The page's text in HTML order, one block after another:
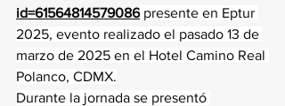
id=61564814579086 presente en Eptur
2025, evento realizado el pasado 13 de
marzo de 2025 en el Hotel Camino Real
Polanco, CDMX.
Durante la jornada se presentó